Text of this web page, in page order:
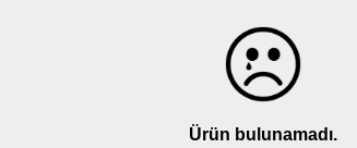
Ürün bulunamadı.